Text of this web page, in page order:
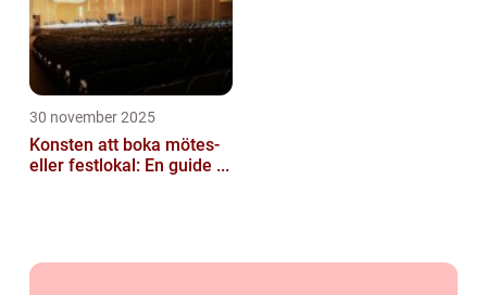
30 november 2025
Konsten att boka mötes-
eller festlokal: En guide ...